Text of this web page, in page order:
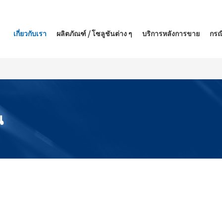
เกี่ยวกับเรา ผลิตภัณฑ์ / โซลูชันต่าง ๆ บริการหลังการขาย กร